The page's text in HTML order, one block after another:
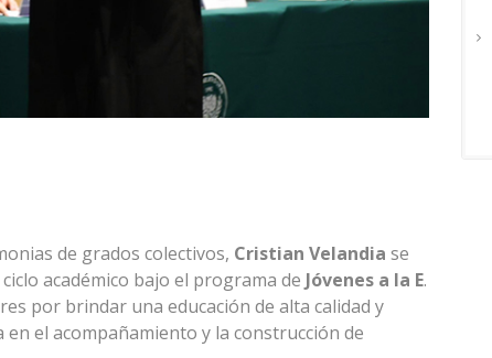
de grados colectivos, Cristian Velandia se
académico bajo el programa de Jóvenes a la E.
por brindar una educación de alta calidad y
el acompañamiento y la construcción de